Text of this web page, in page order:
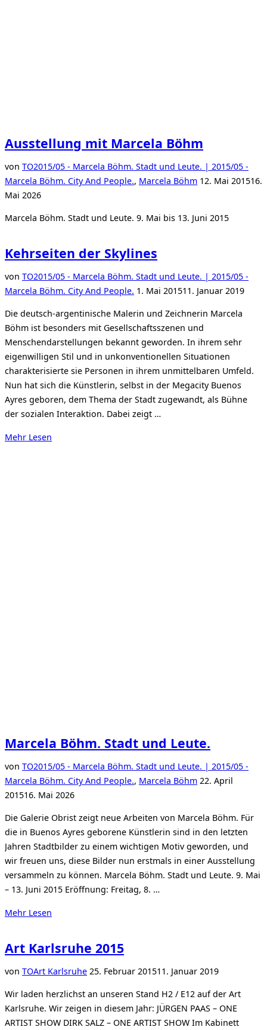
Ausstellung mit Marcela Böhm
von TO2015/05 - Marcela Böhm. Stadt und Leute. | 2015/05 -
Marcela Böhm. City And People., Marcela BöhmVeröffentlicht
12. Mai 201516.
Mai 2026
Marcela Böhm. Stadt und Leute. 9. Mai bis 13. Juni 2015
Kehrseiten der Skylines
von TO2015/05 - Marcela Böhm. Stadt und Leute. | 2015/05 -
Marcela Böhm. City And People. Veröffentlicht
1. Mai 201511. Januar 2019
Die deutsch-argentinische Malerin und Zeichnerin Marcela
Böhm ist besonders mit Gesellschaftsszenen und
Menschendarstellungen bekannt geworden. In ihrem sehr
eigenwilligen Stil und in unkonventionellen Situationen
charakterisierte sie Personen in ihrem unmittelbaren Umfeld.
Nun hat sich die Künstlerin, selbst in der Megacity Buenos
Ayres geboren, dem Thema der Stadt zugewandt, als Bühne
der sozialen Interaktion. Dabei zeigt …
Mehr über
Lesen
Marcela Böhm. Stadt und Leute.
von TO2015/05 - Marcela Böhm. Stadt und Leute. | 2015/05 -
Marcela Böhm. City And People., Marcela BöhmVeröffentlicht
22. April
201516. Mai 2026
Die Galerie Obrist zeigt neue Arbeiten von Marcela Böhm. Für
die in Buenos Ayres geborene Künstlerin sind in den letzten
Jahren Stadtbilder zu einem wichtigen Motiv geworden, und
wir freuen uns, diese Bilder nun erstmals in einer Ausstellung
versammeln zu können. Marcela Böhm. Stadt und Leute. 9. Mai
– 13. Juni 2015 Eröffnung: Freitag, 8. …
Mehr über
Stadt
und
Lesen
Art Karlsruhe 2015
von TOArt KarlsruheVeröffentlicht
25. Februar 201511. Januar 2019
Wir laden herzlichst an unseren Stand H2 / E12 auf der Art
Karlsruhe. Wir zeigen in diesem Jahr: JÜRGEN PAAS – ONE
ARTIST SHOW DIRK SALZ – ONE ARTIST SHOW Im Kabinett